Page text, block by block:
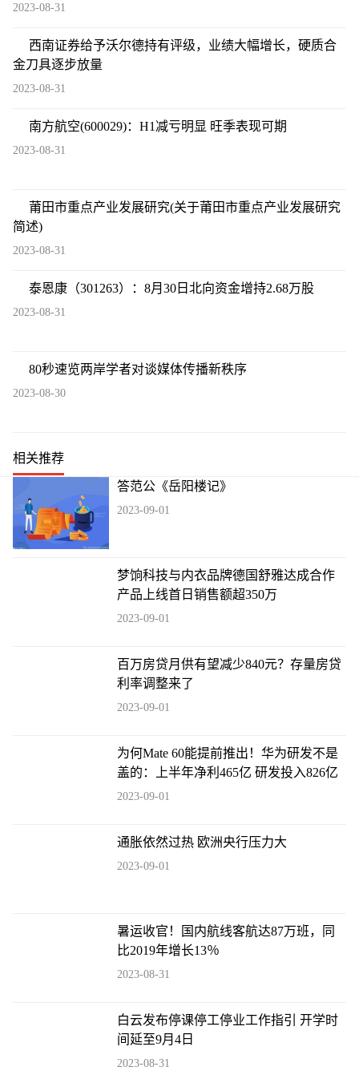
2023-08-31
西南证券给予沃尔德持有评级，业绩大幅增长，硬质合
金刀具逐步放量
2023-08-31
南方航空(600029)：H1减亏明显 旺季表现可期
2023-08-31
莆田市重点产业发展研究(关于莆田市重点产业发展研究
简述)
2023-08-31
泰恩康（301263）：8月30日北向资金增持2.68万股
2023-08-31
80秒速览两岸学者对谈媒体传播新秩序
2023-08-30
相关推荐
答范公《岳阳楼记》
2023-09-01
梦饷科技与内衣品牌德国舒雅达成合作
产品上线首日销售额超350万
2023-09-01
百万房贷月供有望减少840元？存量房贷
利率调整来了
2023-09-01
为何Mate 60能提前推出！华为研发不是
盖的：上半年净利465亿 研发投入826亿
2023-09-01
通胀依然过热 欧洲央行压力大
2023-09-01
暑运收官！国内航线客航达87万班，同
比2019年增长13％
2023-08-31
白云发布停课停工停业工作指引 开学时
间延至9月4日
2023-08-31